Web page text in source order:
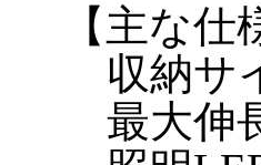
【主な仕
収納サ
最大伸